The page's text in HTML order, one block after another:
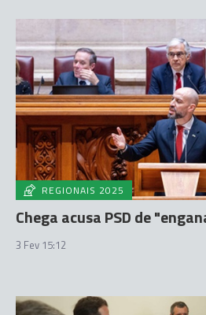
REGIONAIS 2025
Chega acusa PSD de
3 Fev 15:12